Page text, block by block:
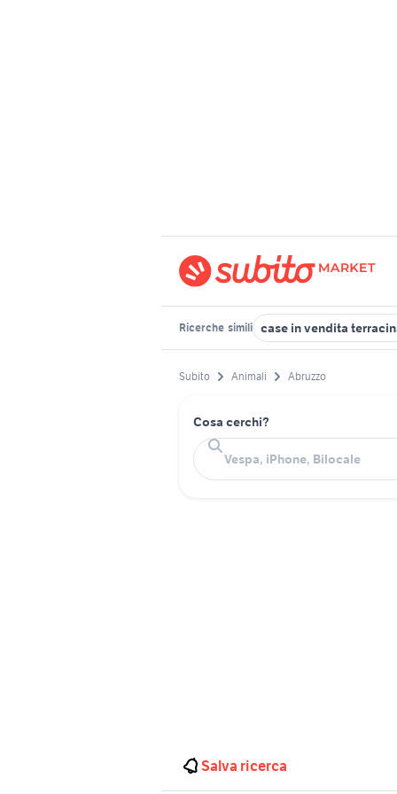
Ricerche simili case in vendita
Subito Animali Abruzzo
Cosa cerchi?
Salva ricerca